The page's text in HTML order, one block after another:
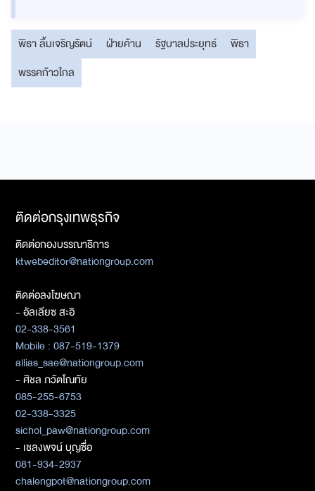
พิธา ลิ้มเจริญรัตน์ ฝ่ายค้าน รัฐบาลประยุทธ์
พิธา
พรรคก้าวไกล
ติดต่อกรุงเทพธุรกิจ
ติดต่อกองบรรณาธิการ
ktwebeditor@nationgroup.com
ติดต่อลงโฆษณา
- อัลเลียซ สะอิ
02-338-3561
Mobile : 087-519-1379
allias_sae@nationgroup.com
- ศิชล ภวัตโณทัย
085-255-6753
02-338-3325
sichol_paw@nationgroup.com
- เชลงพจน์ บุญซื่อ
081-934-2937
chalengpot@nationgroup.com